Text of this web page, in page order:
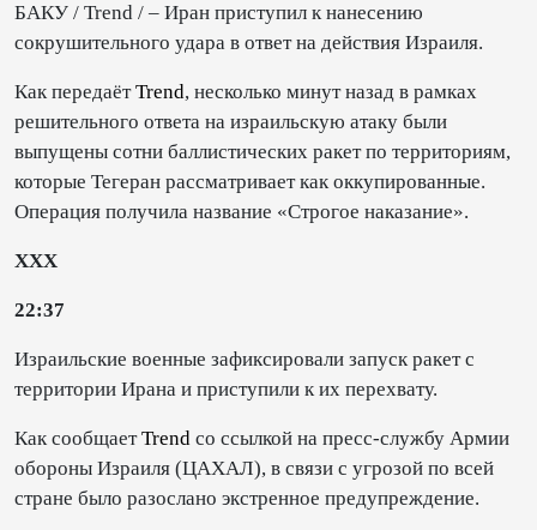
БАКУ / Trend / – Иран приступил к нанесению
сокрушительного удара в ответ на действия Израиля.
Как передаётTrend, несколько минут назад в рамках
решительного ответа на израильскую атаку были
выпущены сотни баллистических ракет по территориям,
которые Тегеран рассматривает как оккупированные.
Операция получила название «Строгое наказание».
XXX
22:37
Израильские военные зафиксировали запуск ракет с
территории Ирана и приступили к их перехвату.
Как сообщаетTrend со ссылкой на пресс-службу Армии
обороны Израиля (ЦАХАЛ), в связи с угрозой по всей
стране было разослано экстренное предупреждение.